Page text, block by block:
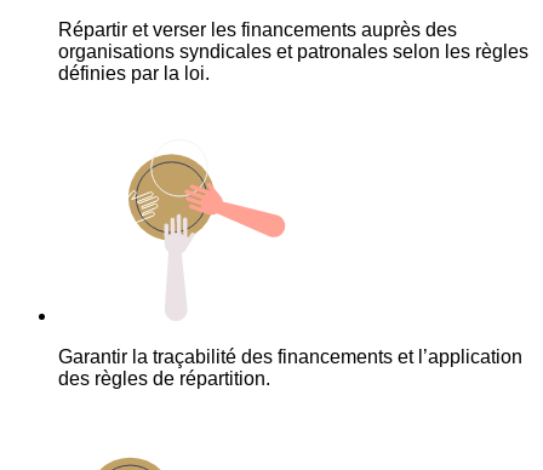
Répartir et verser les financements auprès des
organisations syndicales et patronales selon les règles
définies par la loi.
Garantir la traçabilité des financements et l’application
des règles de répartition.